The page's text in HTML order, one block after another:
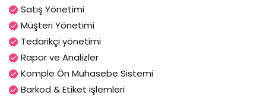
Satış Yönetimi
Müşteri Yönetimi
Tedarikçi yönetimi
Rapor ve Analizler
Komple Ön Muhasebe Sistemi
Barkod & Etiket işlemleri